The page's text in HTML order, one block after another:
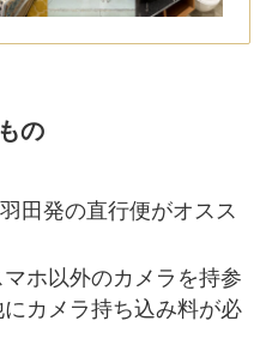
の
田発の直行便がオスス
ホ以外のカメラを持参
カメラ持ち込み料が必